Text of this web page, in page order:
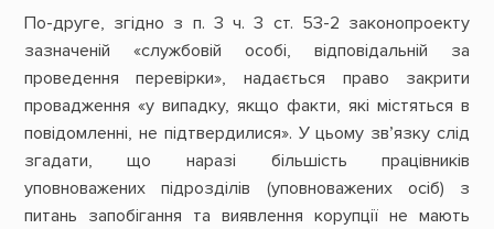
По-друге, згідно з п. 3 ч. 3 ст. 53-2 законопроекту
зазначеній «службовій особі, відповідальній за
проведення перевірки», надається право закрити
провадження «у випадку, якщо факти, які містяться в
повідомленні, не підтвердилися». У цьому зв’язку слід
згадати, що наразі більшість працівників
уповноважених підрозділів (уповноважених осіб) з
питань запобігання та виявлення корупції не мають